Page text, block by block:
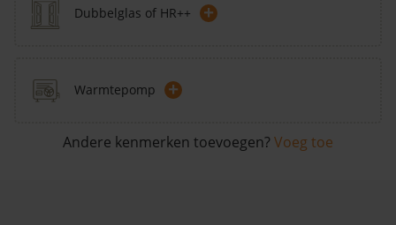
Dubbelglas of HR++ +
Warmtepomp +
Andere kenmerken toevoegen? Voeg toe